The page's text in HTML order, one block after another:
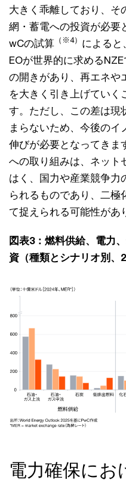
大きく乖離しており、そ
網・蓄電への投資が必要
wCの試算 （※4） によると
EOが世界的に求める
の開きがあり、再エネや
を大きく引き上げていく
す。ただし、この差は現
まらないため、今後のイ
伸びが必要となってきま
への取り組みは、ネット
はく、国力や産業競争力
られるものであり、二極
て捉えられる可能性があ
図表3：燃料供給、電力
資（種類とシナリオ別、
電力確保にお